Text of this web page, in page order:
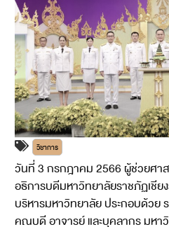
วิชาการ
วันที่ 3 กรกฎาคม 2566 ผู้ช่วยศา
อธิการบดีมหาวิทยาลัยราชภัฏเชี
บริหารมหาวิทยาลัย ประกอบด้วย
คณบดี อาจารย์ และบุคลากร มหา